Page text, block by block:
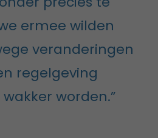
ermee wilden
veranderingen
regelgeving
worden.”